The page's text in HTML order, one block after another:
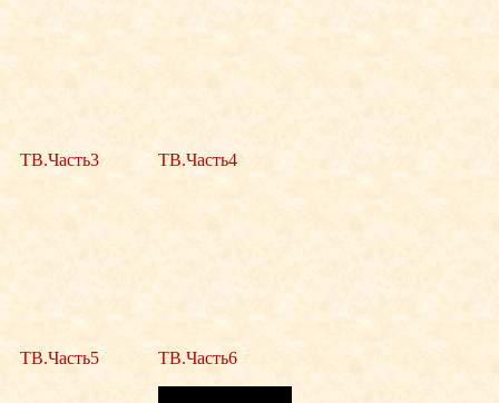
ТВ.Часть3 ТВ.Часть4
ТВ.Часть5 ТВ.Часть6